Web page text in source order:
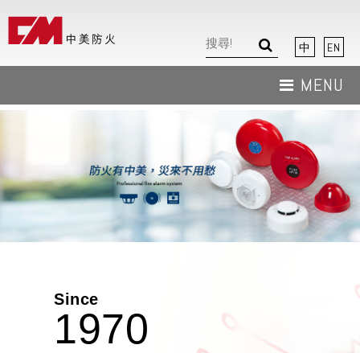
MENU
產品介紹
檔案分享
中 EN
Since
1970